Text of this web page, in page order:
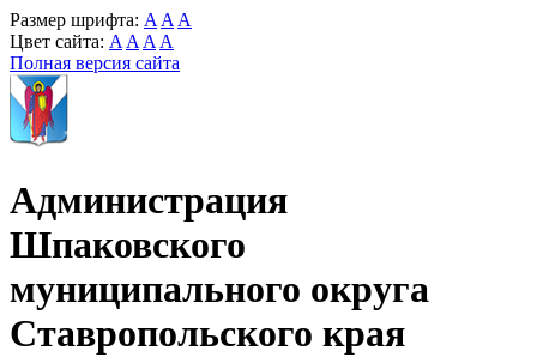
Размер шрифта: A A A
Цвет сайта: A A A A
Полная версия сайта
Администрация
Шпаковского
муниципального округа
Ставропольского края